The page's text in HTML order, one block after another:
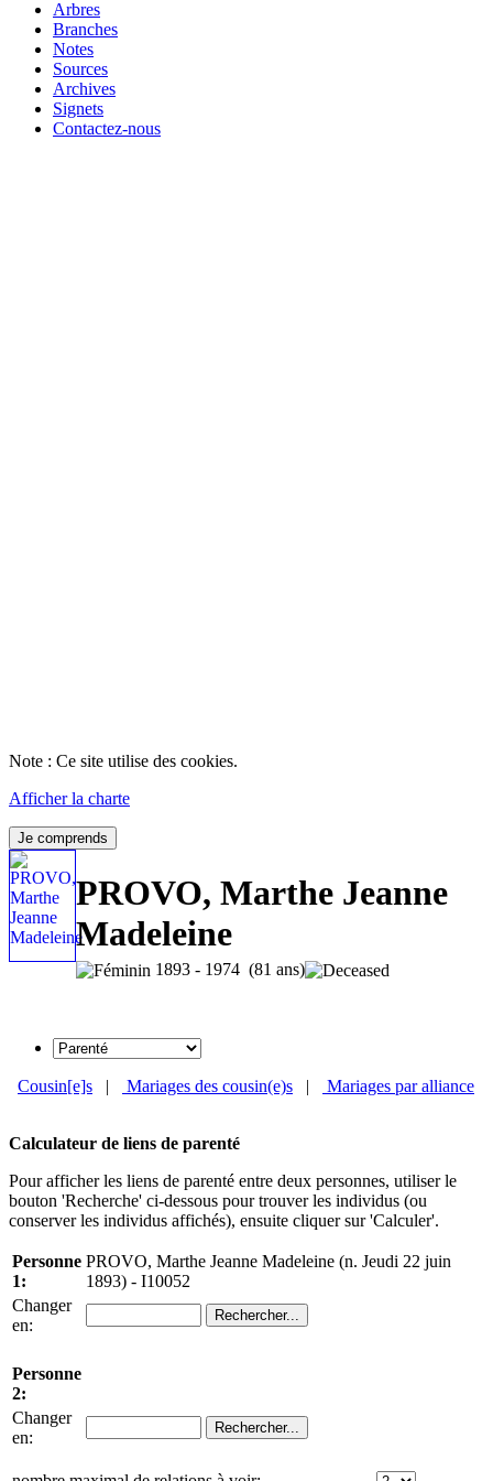
Arbres
Branches
Notes
Sources
Archives
Signets
Contactez-nous
Note : Ce site utilise des cookies.
Afficher la charte
Je comprends
PROVO, Marthe Jeanne
Madeleine
1893 - 1974 (81 ans)
Cousin[e]s | Mariages des cousin(e)s | Mariages par alliance
Calculateur de liens de parenté
Pour afficher les liens de parenté entre deux personnes, utiliser le
bouton 'Recherche' ci-dessous pour trouver les individus (ou
conserver les individus affichés), ensuite cliquer sur 'Calculer'.
Personne
1:
PROVO, Marthe Jeanne Madeleine (n. Jeudi 22 juin
1893) - I10052
Changer
en:
Personne
2:
Changer
en: